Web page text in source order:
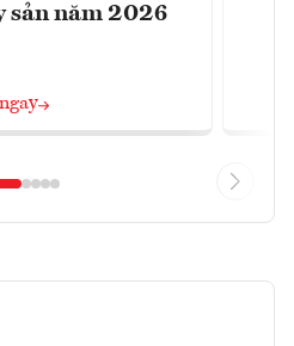
sản năm 2026